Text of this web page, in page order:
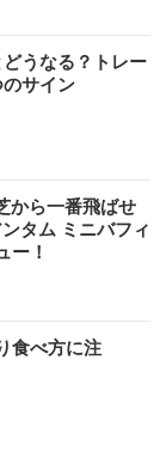
うなる？トレー
サイン
から一番飛ばせ
タム ミニバフィ
ー！
食べ方に注